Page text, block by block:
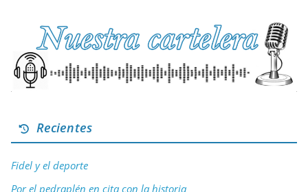
Recientes
Fidel y el deporte
Por el pedraplén en cita con la historia